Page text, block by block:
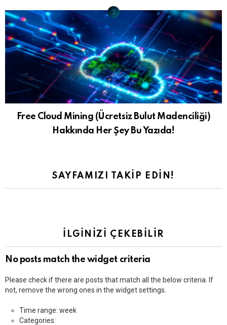
Free Cloud Mining (Ücretsiz Bulut Madenciliği)
Hakkında Her Şey Bu Yazıda!
SAYFAMIZI TAKIP EDIN!
İLGINIZI ÇEKEBILIR
No posts match the widget criteria
Please check if there are posts that match all the below criteria. If
not, remove the wrong ones in the widget settings.
Time range: week
Categories: